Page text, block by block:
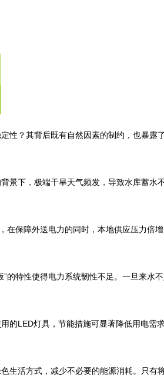
性？其背后既有自然因素的制约，也暴露
景下，极端干旱天气频发，导致水库蓄水
在保障外送电力的同时，本地供应压力倍
的特性使得电力系统韧性不足。一旦来水
的LED灯具，节能措施可显著降低用电需
生活方式，减少不必要的能源消耗。只有